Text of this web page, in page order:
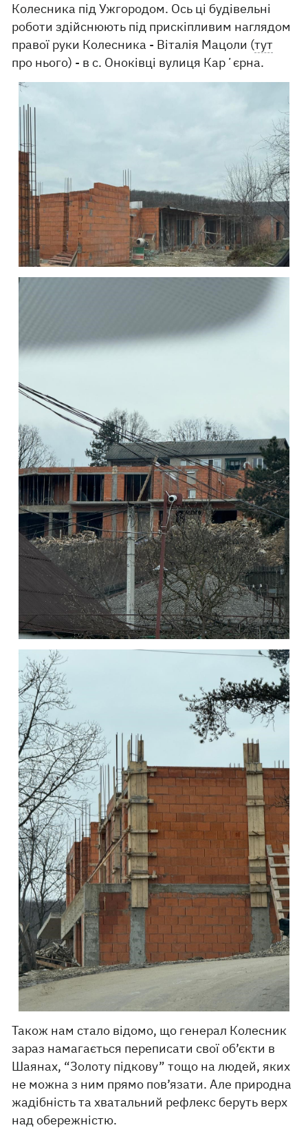
Колесника під Ужгородом. Ось ці будівельні
роботи здійснюють під прискіпливим наглядом
правої руки Колесника - Віталія Мацоли (тут
про нього) - в с. Оноківці вулиця Карʼєрна.
Також нам стало відомо, що генерал Колесник
зараз намагається переписати свої об’єкти в
Шаянах, “Золоту підкову” тощо на людей, яких
не можна з ним прямо пов’язати. Але природна
жадібність та хватальний рефлекс беруть верх
над обережністю.